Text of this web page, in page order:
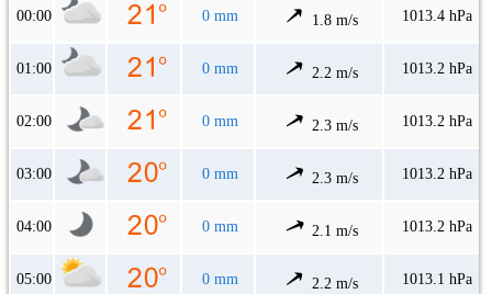
00:00 0 mm 1.8 m/s 1013.4 hPa
01:00 0 mm 2.2 m/s 1013.2 hPa
02:00 0 mm 2.3 m/s 1013.2 hPa
03:00 0 mm 2.3 m/s 1013.2 hPa
04:00 0 mm 2.1 m/s 1013.2 hPa
05:00 0 mm 2.2 m/s 1013.1 hPa